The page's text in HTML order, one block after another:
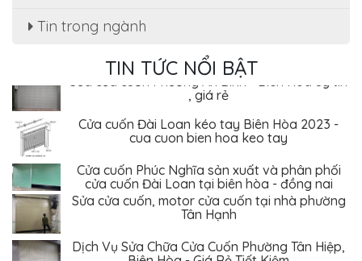
Tin trong ngành
TIN TỨC NỔI BẬT
Dịch Vụ Sửa Chữa Cửa Cuốn Phường Tân Hiệp,
Sửa cửa cuốn Phường An Bình - Biên Hòa uy tín
, giá rẻ
Cửa cuốn Đài Loan kéo tay Biên Hòa 2023 -
cua cuon bien hoa keo tay
Cửa cuốn Phúc Nghĩa sản xuất và phân phối
cửa cuốn Đài Loan tại biên hòa - đồng nai
Sửa cửa cuốn, motor cửa cuốn tại nhà phường
Tân Hạnh
Dịch Vụ Sửa Chữa Cửa Cuốn Phường Tân Hiệp,
Biên Hòa - Giá Rẻ Tiết Kiệm